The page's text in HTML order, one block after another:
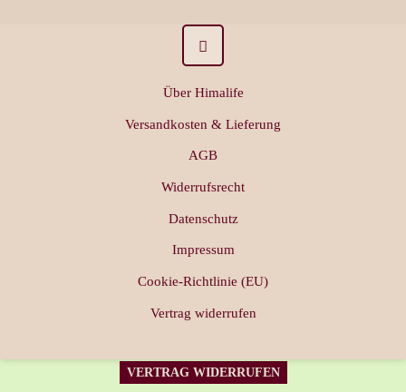
Über Himalife
Versandkosten & Lieferung
AGB
Widerrufsrecht
Datenschutz
Impressum
Cookie-Richtlinie (EU)
Vertrag widerrufen
VERTRAG WIDERRUFEN